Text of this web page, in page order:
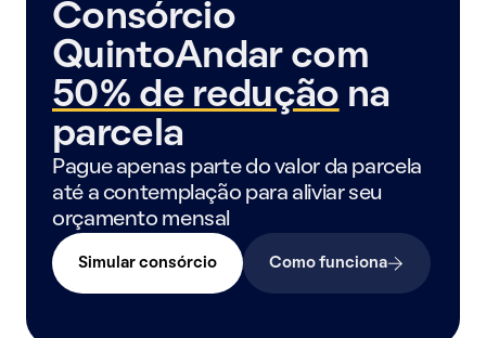
Consórcio
QuintoAndar com
50% de redução na
parcela
Pague apenas parte do valor da parcela
até a contemplação para aliviar seu
orçamento mensal
Simular consórcio Como funciona